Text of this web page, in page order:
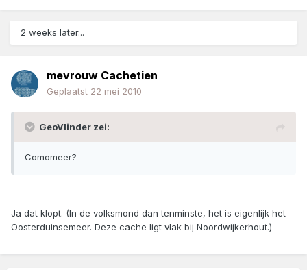
2 weeks later...
mevrouw Cachetien
Geplaatst 22 mei 2010
GeoVlinder zei:
Comomeer?
Ja dat klopt. (In de volksmond dan tenminste, het is eigenlijk het
Oosterduinsemeer. Deze cache ligt vlak bij Noordwijkerhout.)